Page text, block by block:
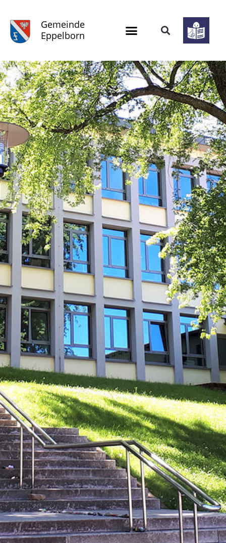
Gemeinde
Eppelborn